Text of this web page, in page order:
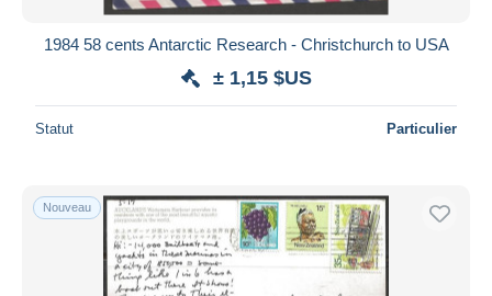
iDeal
Monde entier
1984 58 cents Antarctic Research - Christchurch to USA
± 1,15 $US
Statut Particulier
Nouveau